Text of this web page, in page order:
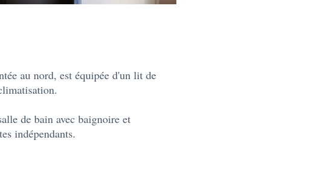
au nord, est équipée d'un lit de
de bain avec baignoire et
indépendants.